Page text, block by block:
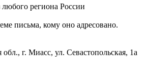
региона России
письма, кому оно адресовано.
г. Миасс, ул. Севастопольская, 1а